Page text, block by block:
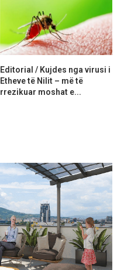
Editorial / Kujdes nga virusi i
Etheve të Nilit – më të
rrezikuar moshat e...